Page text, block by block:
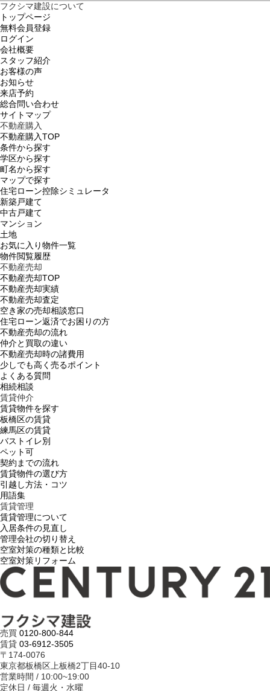
フクシマ建設について
トップページ
無料会員登録
ログイン
会社概要
スタッフ紹介
お客様の声
お知らせ
来店予約
総合問い合わせ
サイトマップ
不動産購入
不動産購入TOP
条件から探す
学区から探す
町名から探す
マップで探す
住宅ローン控除シミュレータ
新築戸建て
中古戸建て
マンション
土地
お気に入り物件一覧
物件閲覧履歴
不動産売却
不動産売却TOP
不動産売却実績
不動産売却査定
空き家の売却相談窓口
住宅ローン返済でお困りの方
不動産売却の流れ
仲介と買取の違い
不動産売却時の諸費用
少しでも高く売るポイント
よくある質問
相続相談
賃貸仲介
賃貸物件を探す
板橋区の賃貸
練馬区の賃貸
バストイレ別
ペット可
契約までの流れ
賃貸物件の選び方
引越し方法・コツ
用語集
賃貸管理
賃貸管理について
入居条件の見直し
管理会社の切り替え
空室対策の種類と比較
空室対策リフォーム
売買 0120-800-844
賃貸 03-6912-3505
〒174-0076
東京都板橋区上板橋2丁目40-10
営業時間 / 10:00~19:00
定休日 / 毎週火・水曜